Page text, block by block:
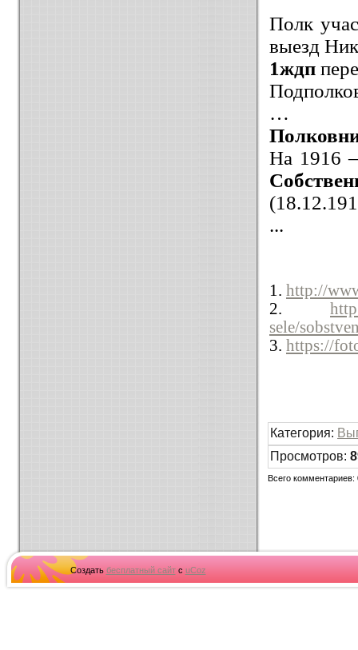
Полк
выезд
1ждп
…
На 1916
...
1. http://
2.
sele/
3. https://
Категория:
Просмотров:
Всего комментариев:
Создать бесплатный сайтс uCoz